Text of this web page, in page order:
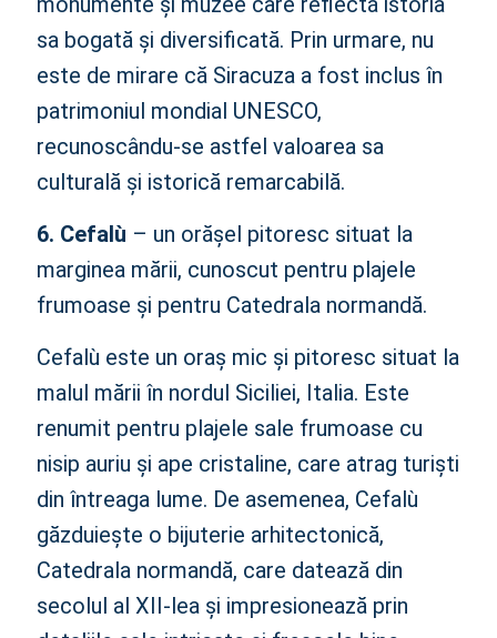
sa bogată și diversificată. Prin urmare, nu
este de mirare că Siracuza a fost inclus în
patrimoniul mondial UNESCO,
recunoscându-se astfel valoarea sa
culturală și istorică remarcabilă.
6. Cefalù – un orășel pitoresc situat la
marginea mării, cunoscut pentru plajele
frumoase și pentru Catedrala normandă.
Cefalù este un oraș mic și pitoresc situat la
malul mării în nordul Siciliei, Italia. Este
renumit pentru plajele sale frumoase cu
nisip auriu și ape cristaline, care atrag turiști
din întreaga lume. De asemenea, Cefalù
găzduiește o bijuterie arhitectonică,
Catedrala normandă, care datează din
secolul al XII-lea și impresionează prin